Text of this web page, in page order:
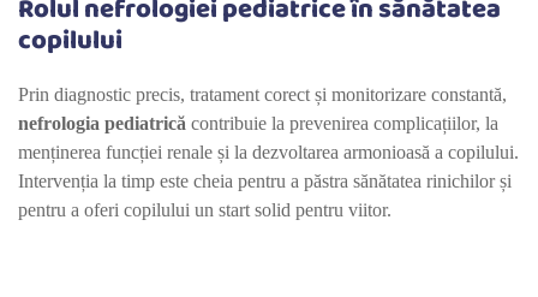
Rolul nefrologiei pediatrice în sănătatea
copilului
Prin diagnostic precis, tratament corect și monitorizare constantă,
nefrologia pediatrică contribuie la prevenirea complicațiilor, la
menținerea funcției renale și la dezvoltarea armonioasă a copilului.
Intervenția la timp este cheia pentru a păstra sănătatea rinichilor și
pentru a oferi copilului un start solid pentru viitor.